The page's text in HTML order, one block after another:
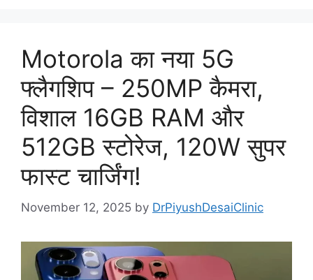
Motorola का नया 5G
फ्लैगशिप – 250MP कैमरा,
विशाल 16GB RAM और
512GB स्टोरेज, 120W सुपर
फास्ट चार्जिंग!
November 12, 2025 by DrPiyushDesaiClinic